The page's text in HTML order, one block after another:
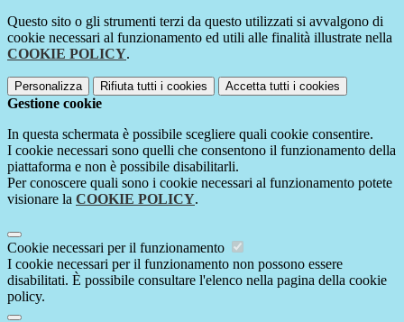
Questo sito o gli strumenti terzi da questo utilizzati si avvalgono di
cookie necessari al funzionamento ed utili alle finalità illustrate nella
COOKIE POLICY.
Personalizza Rifiuta tutti i cookies Accetta tutti i cookies
Gestione cookie
In questa schermata è possibile scegliere quali cookie consentire.
I cookie necessari sono quelli che consentono il funzionamento della
piattaforma e non è possibile disabilitarli.
Per conoscere quali sono i cookie necessari al funzionamento potete
visionare la COOKIE POLICY.
Cookie necessari per il funzionamento
I cookie necessari per il funzionamento non possono essere
disabilitati. È possibile consultare l'elenco nella pagina della cookie
policy.